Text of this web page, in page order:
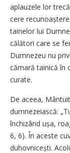
aplauzele lor
cere
tainelor lui
călători care se
Dumnezeu nu
cămară tainică în
curate.
De aceea,
dumnezeiască:
închizând ușa,
6, 6). În aceste
duhovnicești.